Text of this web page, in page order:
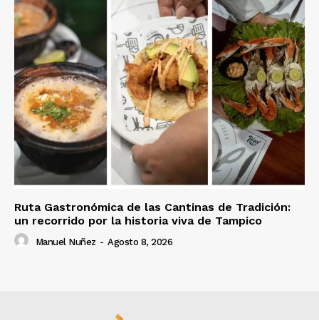
Ruta Gastronómica de las Cantinas de Tradición:
un recorrido por la historia viva de Tampico
Manuel Nuñez - Agosto 8, 2026